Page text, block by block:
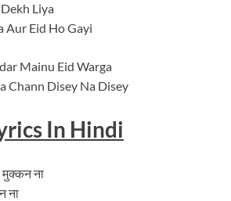
Liya
Aur Eid Ho Gayi
Mainu Eid Warga
Chann Disey Na Disey
In Hindi
मुक्कन ना
ना